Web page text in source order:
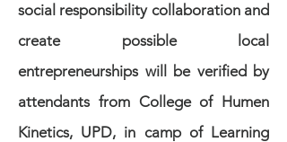
social responsibility collaboration and
create possible local
entrepreneurships will be verified by
attendants from College of Humen
Kinetics, UPD, in camp of Learning